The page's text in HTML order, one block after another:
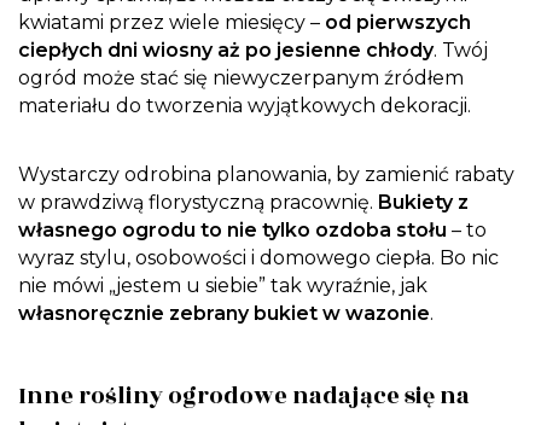
kwiatami przez wiele miesięcy – od pierwszych
ciepłych dni wiosny aż po jesienne chłody. Twój
ogród może stać się niewyczerpanym źródłem
materiału do tworzenia wyjątkowych dekoracji.
Wystarczy odrobina planowania, by zamienić rabaty
w prawdziwą florystyczną pracownię. Bukiety z
własnego ogrodu to nie tylko ozdoba stołu – to
wyraz stylu, osobowości i domowego ciepła. Bo nic
nie mówi „jestem u siebie” tak wyraźnie, jak
własnoręcznie zebrany bukiet w wazonie.
Inne rośliny ogrodowe nadające się na